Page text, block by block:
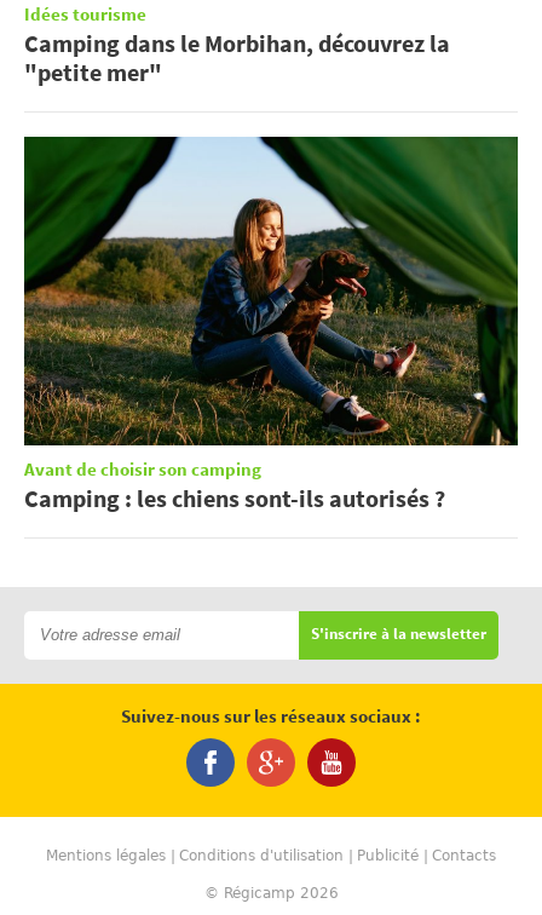
Idées tourisme
Camping dans le Morbihan, découvrez la
"petite mer"
Avant de choisir son camping
Camping : les chiens sont-ils autorisés ?
S'inscrire à la newsletter
Suivez-nous sur les réseaux sociaux :
Mentions légales Conditions d'utilisation Publicité Contacts
© Régicamp 2026